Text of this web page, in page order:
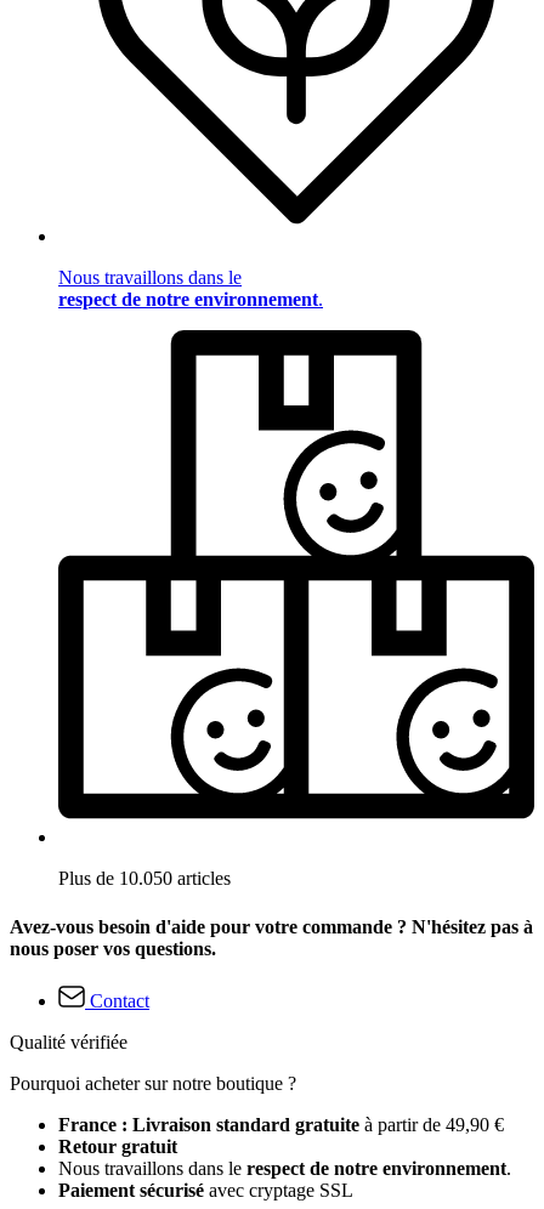
Nous travaillons dans le
respect de notre environnement.
Plus de 10.050 articles
Avez-vous besoin d'aide pour votre commande ? N'hésitez pas à
nous poser vos questions.
Contact
Qualité vérifiée
Pourquoi acheter sur notre boutique ?
France : Livraison standard gratuite à partir de 49,90 €
Retour gratuit
Nous travaillons dans le respect de notre environnement.
Paiement sécurisé avec cryptage SSL